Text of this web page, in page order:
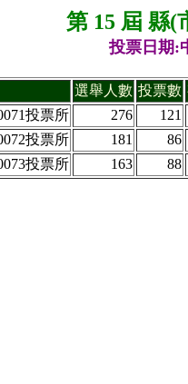
第 15 屆 縣(
投票日期:
選舉人數 投票數
投票所
276
121
投票所
181
86
投票所
163 88